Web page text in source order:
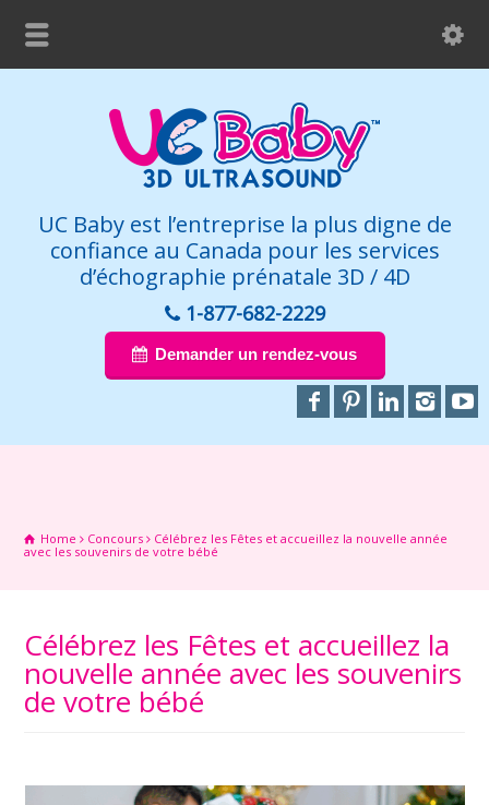
UC Baby est l’entreprise la plus digne de
confiance au Canada pour les services
d’échographie prénatale 3D / 4D
1-877-682-2229
Demander un rendez-vous
Home Concours
Célébrez les Fêtes et accueillez la nouvelle année
avec les souvenirs de votre bébé
Célébrez les Fêtes et accueillez la
nouvelle année avec les souvenirs
de votre bébé